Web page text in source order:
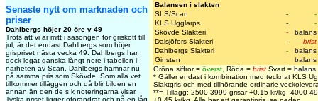
Senaste nytt om marknaden och
priser
Dahlbergs höjer 20 öre v 49
Trots att vi är mitt i säsongen för griskött till
jul, är det endast Dahlbergs som höjer
grispriset nästa vecka 49. Dahlbergs har
dock legat ganska långt nere i tabellen i
närheten av Scan. Dahlbergs hamnar nu
på samma pris som Skövde. Som alla vet
tillkommer tilläggen och då blir bilden en
annan än den de s k noteringarna visar.
Tyska priset ligger oförändrat och på en låg
Balansen i slakten
SLS/Scan
-
-
KLS Ugglarps
-
-
Skövde Slakteri
-
balans
Dalsjöfors Slakteri
-
brist
Dahlbergs Slakteri
-
balans
Ginsten
balans
Gröna siffror = överst Röda = brist Svart = balans
* Gäller endast i kombination med tecknat KLS
Slaktgris och med tillhörande ordinarie
**= Tillägg: 2500-3999 grisar +0,15 kr/kg, 4000-